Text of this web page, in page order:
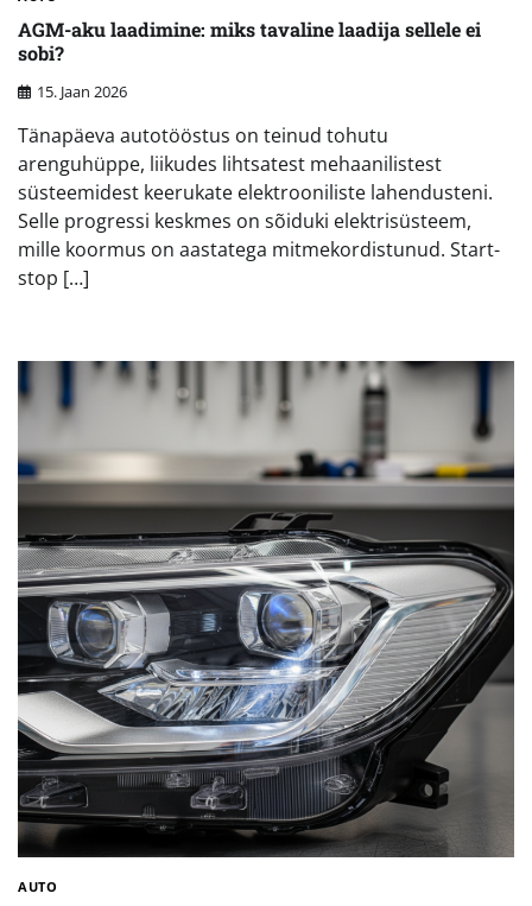
AGM-aku laadimine: miks tavaline laadija sellele ei
sobi?
15. Jaan 2026
Tänapäeva autotööstus on teinud tohutu
arenguhüppe, liikudes lihtsatest mehaanilistest
süsteemidest keerukate elektrooniliste lahendusteni.
Selle progressi keskmes on sõiduki elektrisüsteem,
mille koormus on aastatega mitmekordistunud. Start-
stop […]
AUTO